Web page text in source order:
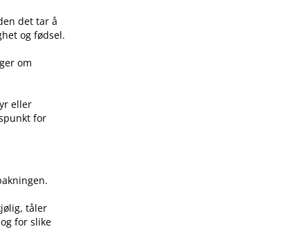
det tar å
og fødsel.
om
eller
for
tåler
for slike